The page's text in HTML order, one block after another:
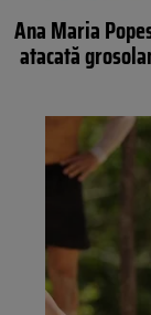
Ana Maria
atacată